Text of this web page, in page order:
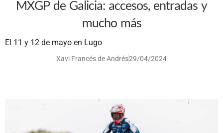
MXGP de Galicia: accesos, entradas y
mucho más
El 11 y 12 de mayo en Lugo
Xavi Francés de Andrés29/04/2024